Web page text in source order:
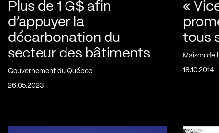
Plus de 1 G$ afin
d’appuyer la
décarbonation du
secteur des bâtiments
Gouvernement du Québec
26.05.2023
«
tous
Maison de
18.10.2014